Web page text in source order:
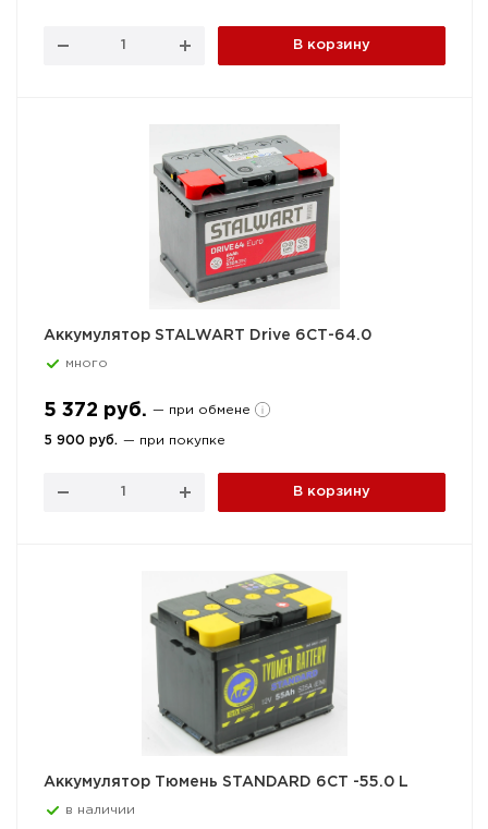
В корзину
Аккумулятор STALWART Drive 6СТ-64.0
много
5 372 руб. — при обмене
5 900 руб. — при покупке
В корзину
Аккумулятор Тюмень STANDARD 6СТ -55.0 L
в наличии